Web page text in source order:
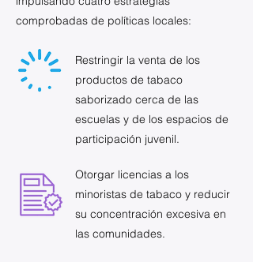
comprobadas de políticas locales:
Restringir la venta de los
productos de tabaco
saborizado cerca de las
escuelas y de los espacios de
participación juvenil.
Otorgar licencias a los
minoristas de tabaco y reducir
su concentración excesiva en
las comunidades.